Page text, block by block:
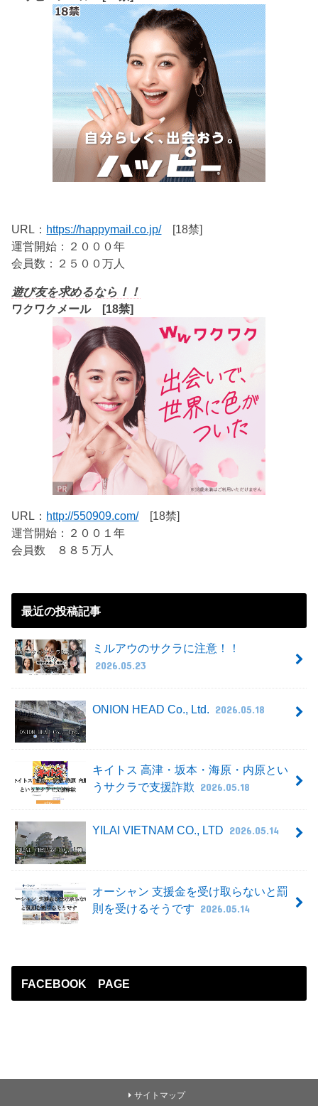
URL： https://happymail.co.jp/[18禁]
運営開始：２０００年
会員数：２５００万人
遊び友を求めるなら！！
ワクワクメール [18禁]
URL： http://550909.com/[18禁]
運営開始：２００１年
会員数 ８８５万人
最近の投稿記事
ミルアウのサクラに注意！！
2026.05.23
ONION HEAD Co., Ltd. 2026.05.18
キイトス 高津・坂本・海原・内原とい
うサクラで支援詐欺 2026.05.18
YILAI VIETNAM CO., LTD 2026.05.14
オーシャン 支援金を受け取らないと罰
則を受けるそうです 2026.05.14
FACEBOOK PAGE
サイトマップ